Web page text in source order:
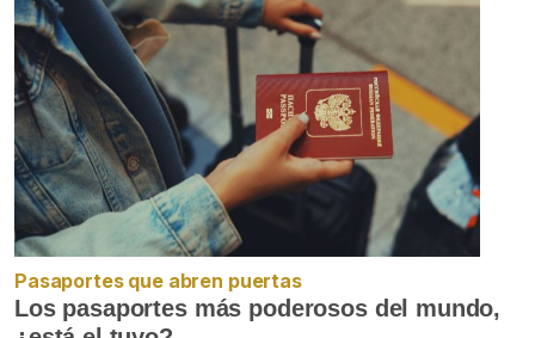
Pasaportes que abren puertas
Los pasaportes más poderosos del mundo,